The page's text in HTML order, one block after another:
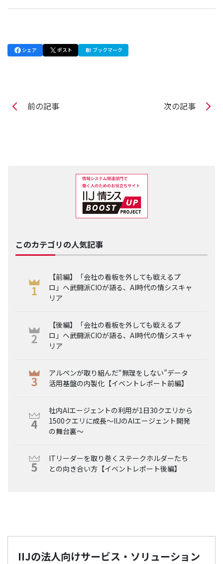
シェア ポスト ブックマーク
前の記事 次の記事
このカテゴリの人気記事
【前編】「会社の看板を外しても戦えるプ
ロ」へ――武闘派CIOが語る、AI時代の情シスキャ
リア
【後編】「会社の看板を外しても戦えるプ
ロ」へ――武闘派CIOが語る、AI時代の情シスキャ
リア
アルペンが取り組んだ“無理をしない”データ
活用基盤の内製化【イベントレポート前編】
社内AIエージェントの利用が1日30クエリから
1500クエリに成長～IIJのAIエージェント開発
の舞台裏～
ITリーダーを取り巻くステークホルダーたち
との向き合い方【イベントレポート後編】
IIJの法人向けサービス・ソリューション